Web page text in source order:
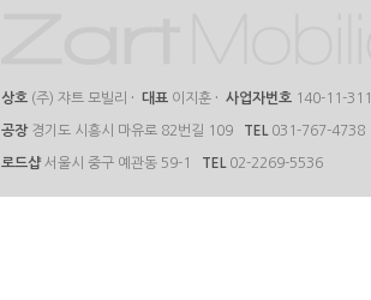
상호 (주) 쟈트 모빌리 · 대표 이지훈 · 사업자번호 140-11-
공장 경기도 시흥시 마유로 82번길 109 TEL 031-767-4738
로드샵 서울시 중구 예관동 59-1 TEL 02-2269-5536